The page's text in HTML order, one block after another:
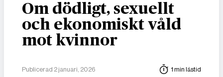
Om dödligt, sexuellt
och ekonomiskt våld
mot kvinnor
Publicerad 2 januari, 2026 1 min lästid